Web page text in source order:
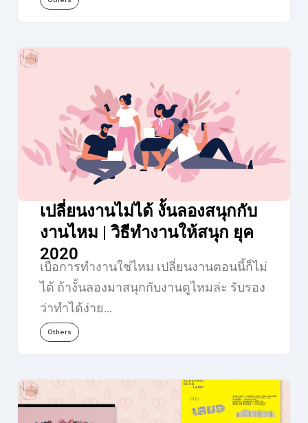
เปลี่ยนงานไม่ได้ งั้นลองสนุกกับ
งานไหม | วิธีทำงานให้สนุก ยุค
2020
เบื่อการทำงานใช่ไหม เปลี่ยนงานตอนนี้ก็ไม่
ได้ ถ้างั้นลองมาสนุกกับงานดูไหมล่ะ รับรอง
ว่าทำได้ง่าย…
Others